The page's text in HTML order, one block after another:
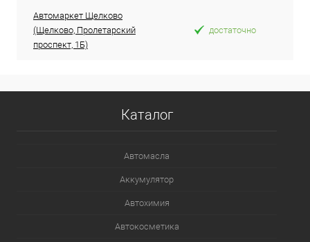
Автомаркет Щелково
(Щелково, Пролетарский
проспект, 1Б)
достаточно
Каталог
Автомасла
Аккумулятор
Автохимия
Автокосметика